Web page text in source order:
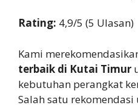
Rating: 4,9/5 (5 Ulasan)
Kami
terbaik di Kutai Timur
kebutuhan perangkat
Salah satu